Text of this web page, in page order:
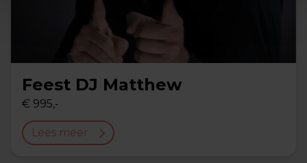
Feest DJ Matthew
€ 995,-
Lees meer